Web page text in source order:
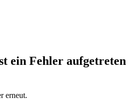
ein Fehler aufgetreten
erneut.